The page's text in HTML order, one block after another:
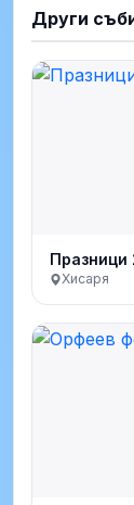
Други
Празници
Хисаря